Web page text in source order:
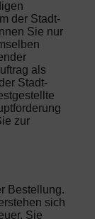
der Stadt-
Sie nur
als
Stadt-
zur
Bestellung.
sich
Sie